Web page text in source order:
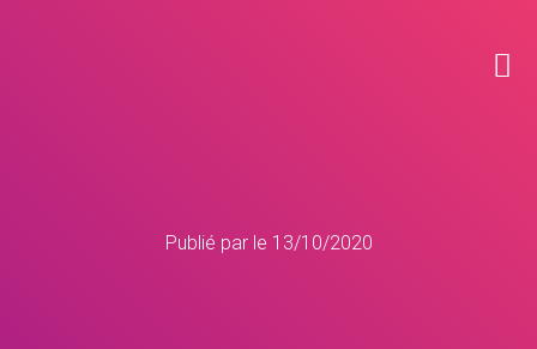
Publié par le 13/10/2020